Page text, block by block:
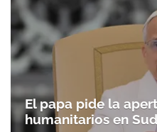
El papa pide la
humanitarios en